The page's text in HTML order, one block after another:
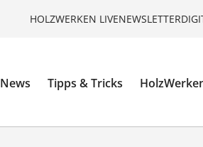
HOLZWERKEN LIVENEWSLETTER
News Tipps & Tricks